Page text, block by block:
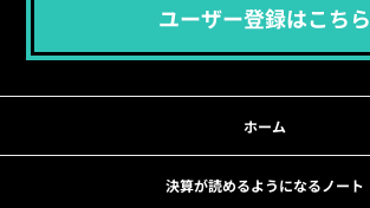
ユーザー登録はこちら
ホーム
決算が読めるようになるノート